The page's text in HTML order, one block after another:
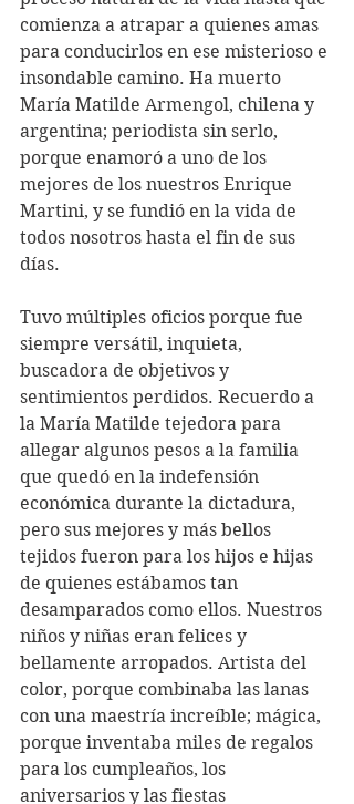
comienza a atrapar a quienes amas
para conducirlos en ese misterioso e
insondable camino. Ha muerto
María Matilde Armengol, chilena y
argentina; periodista sin serlo,
porque enamoró a uno de los
mejores de los nuestros Enrique
Martini, y se fundió en la vida de
todos nosotros hasta el fin de sus
días.
Tuvo múltiples oficios porque fue
siempre versátil, inquieta,
buscadora de objetivos y
sentimientos perdidos. Recuerdo a
la María Matilde tejedora para
allegar algunos pesos a la familia
que quedó en la indefensión
económica durante la dictadura,
pero sus mejores y más bellos
tejidos fueron para los hijos e hijas
de quienes estábamos tan
desamparados como ellos. Nuestros
niños y niñas eran felices y
bellamente arropados. Artista del
color, porque combinaba las lanas
con una maestría increíble; mágica,
porque inventaba miles de regalos
para los cumpleaños, los
aniversarios y las fiestas